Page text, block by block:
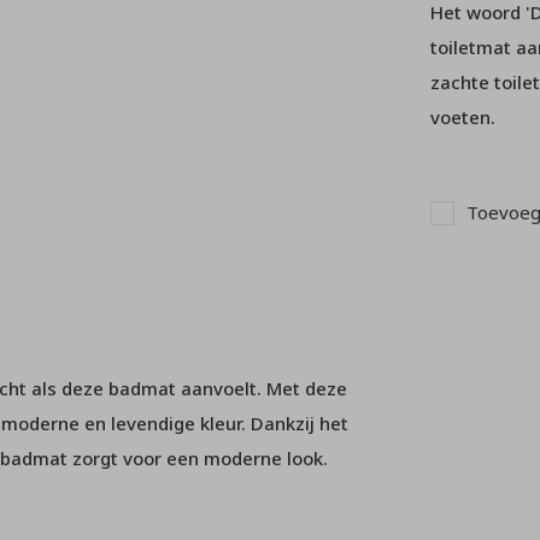
Het woord
toiletmat
zachte
voeten.
als deze badmat aanvoelt. Met deze
en levendige kleur. Dankzij het
zorgt voor een moderne look.